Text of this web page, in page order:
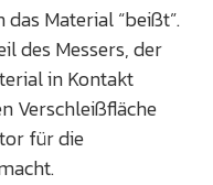
Material “beißt”.
des Messers, der
in Kontakt
Verschleißfläche
für die